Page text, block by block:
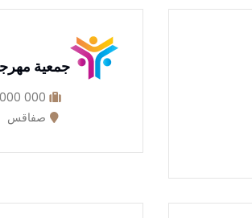
جمعية
000 000 00 216+
صفاقس